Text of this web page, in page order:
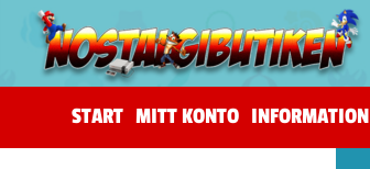
START MITT KONTO INFORMATION